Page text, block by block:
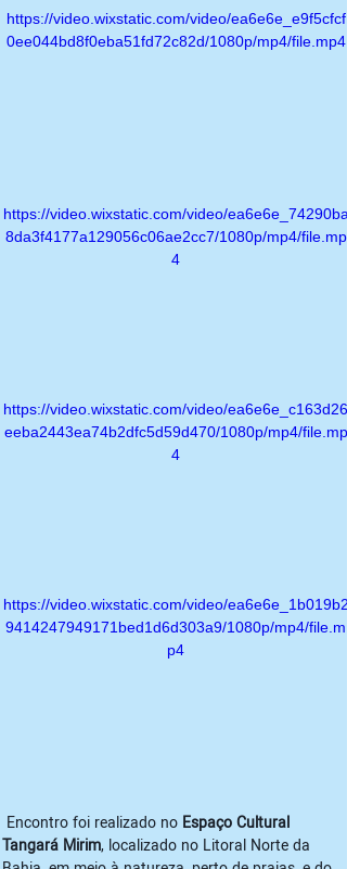
https://video.wixstatic.com/video/ea6e6e_e9f5cfcf
0ee044bd8f0eba51fd72c82d/1080p/mp4/file.mp4
https://video.wixstatic.com/video/ea6e6e_74290ba
8da3f4177a129056c06ae2cc7/1080p/mp4/file.mp
4
https://video.wixstatic.com/video/ea6e6e_c163d26
eeba2443ea74b2dfc5d59d470/1080p/mp4/file.mp
4
https://video.wixstatic.com/video/ea6e6e_1b019b2
9414247949171bed1d6d303a9/1080p/mp4/file.m
p4
Encontro foi realizado no Espaço Cultural
Tangará Mirim, localizado no Litoral Norte da